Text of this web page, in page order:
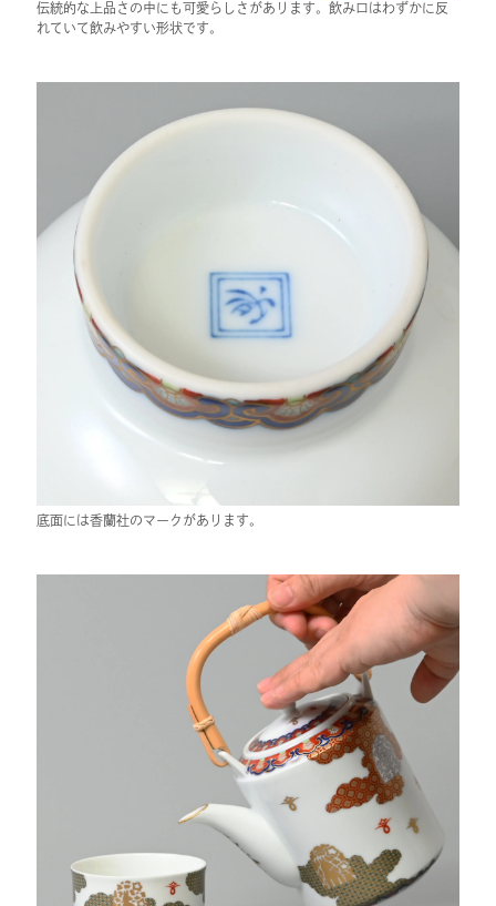
伝統的な上品さの中にも可愛らしさがあります。飲み口はわずかに反
れていて飲みやすい形状です。
底面には香蘭社のマークがあります。